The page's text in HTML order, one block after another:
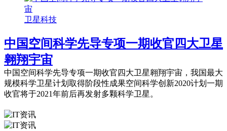
卫星科技
中国空间科学先导专项一期收官四大卫星
翱翔宇宙
中国空间科学先导专项一期收官四大卫星翱翔宇宙，我国最大
规模科学卫星计划取得阶段性成果空间科学创新2020计划一期
收官将于2021年前后再发射多颗科学卫星。